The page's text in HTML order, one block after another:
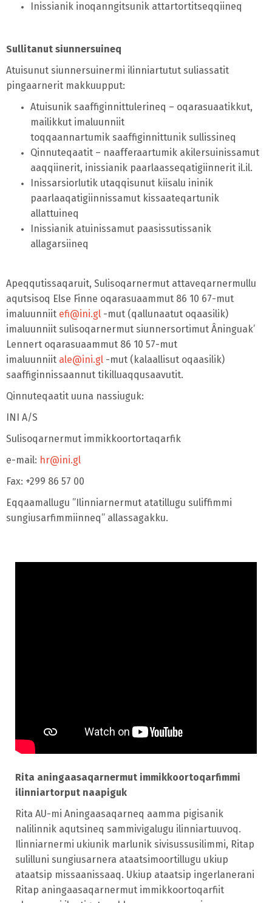
Inissianik inoqanngitsunik attartortitseqqiineq
Sullitanut siunnersuineq
Atuisunut siunnersuinermi ilinniartutut suliassatit
pingaarnerit makkuupput:
Atuisunik saaffiginnittulerineq – oqarasuaatikkut,
mailikkut imaluunniit
toqqaannartumik saaffiginnittunik sullissineq
Qinnuteqaatit – naafferaartumik akilersuinissamut
aaqqiinerit, inissianik paarlaasseqatigiinnerit il.il.
Inissarsiorlutik utaqqisunut kiisalu ininik
paarlaaqatigiinnissamut kissaateqartunik
allattuineq
Inissianik atuinissamut paasissutissanik
allagarsiineq
Apeqqutissaqaruit, Sulisoqarnermut attaveqarnermullu
aqutsisoq Else Finne oqarasuaammut 86 10 67-mut
imaluunniit efi@ini.gl -mut (qallunaatut oqaasilik)
imaluunniit sulisoqarnermut siunnersortimut Âninguak’
Lennert oqarasuaammut 86 10 57-mut
imaluunniit ale@ini.gl -mut (kalaallisut oqaasilik)
saaffiginnissaannut tikilluaqqusaavutit.
Qinnuteqaatit uuna nassiuguk:
INI A/S
Sulisoqarnermut immikkoortortaqarfik
e-mail: hr@ini.gl
Fax: +299 86 57 00
Eqqaamallugu ”Ilinniarnermut atatillugu suliffimmi
sungiusarfimmiinneq” allassagakku.
Rita aningaasaqarnermut immikkoortoqarfimmi
ilinniartorput naapiguk
Rita AU-mi Aningaasaqarneq aamma pigisanik
nalilinnik aqutsineq sammivigalugu ilinniartuuvoq.
Ilinniarnermi ukiunik marlunik sivisussusilimmi, Ritap
sulilluni sungiusarnera ataatsimoortillugu ukiup
ataatsip missaanissaaq. Ukiup ataatsip ingerlanerani
Ritap aningaasaqarnermut immikkoortoqarfiit